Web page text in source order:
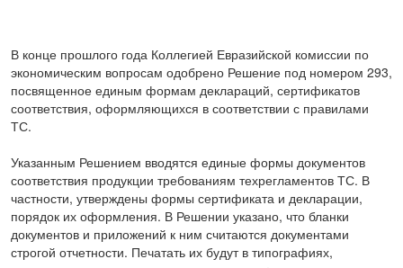
В конце прошлого года Коллегией Евразийской комиссии по
экономическим вопросам одобрено Решение под номером 293,
посвященное единым формам деклараций, сертификатов
соответствия, оформляющихся в соответствии с правилами
ТС.
Указанным Решением вводятся единые формы документов
соответствия продукции требованиям техрегламентов ТС. В
частности, утверждены формы сертификата и декларации,
порядок их оформления. В Решении указано, что бланки
документов и приложений к ним считаются документами
строгой отчетности. Печатать их будут в типографиях,